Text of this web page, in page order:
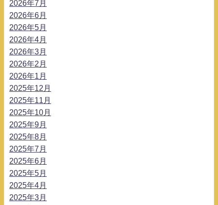
2026年7月
2026年6月
2026年5月
2026年4月
2026年3月
2026年2月
2026年1月
2025年12月
2025年11月
2025年10月
2025年9月
2025年8月
2025年7月
2025年6月
2025年5月
2025年4月
2025年3月